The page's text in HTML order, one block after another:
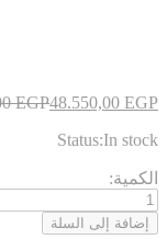
48.550,00 EGP
EGP
Status:In stock
AM
323
الكمية
الكمية:
إضافة إلى السلة